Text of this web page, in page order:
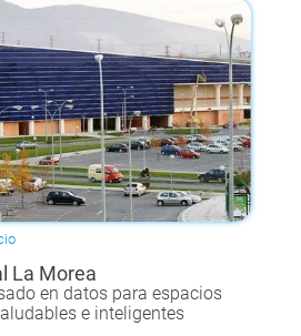
La Morea
en datos para espacios
e inteligentes